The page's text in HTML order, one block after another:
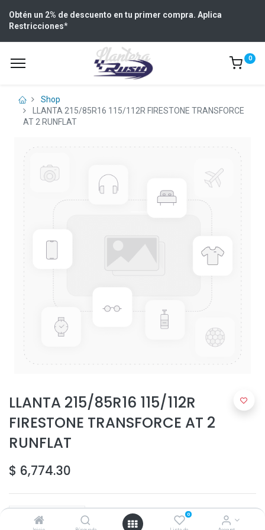
0
Obtén un 2% de descuento en tu primer compra. Aplica
Restricciones*
0
Shop
LLANTA 215/85R16 115/112R FIRESTONE TRANSFORCE
AT 2 RUNFLAT
LLANTA 215/85R16 115/112R
FIRESTONE TRANSFORCE AT 2
RUNFLAT
$ 6,774.30